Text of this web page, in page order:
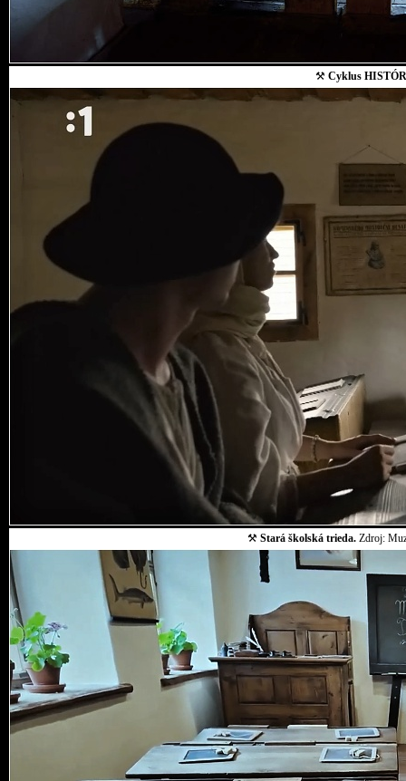
⚒ Cyklus
⚒ Stará školská trieda. Zdroj: